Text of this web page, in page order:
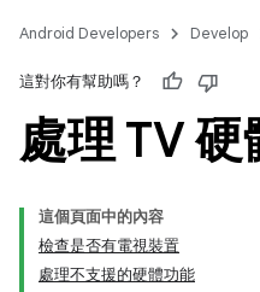
Android Developers Develop
這對你有幫助嗎？
處理 TV 硬
這個頁面中的內容
檢查是否有電視裝置
處理不支援的硬體功能